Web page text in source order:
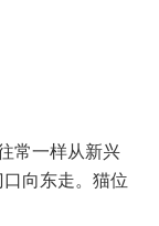
常一样从新兴
向东走。猫位